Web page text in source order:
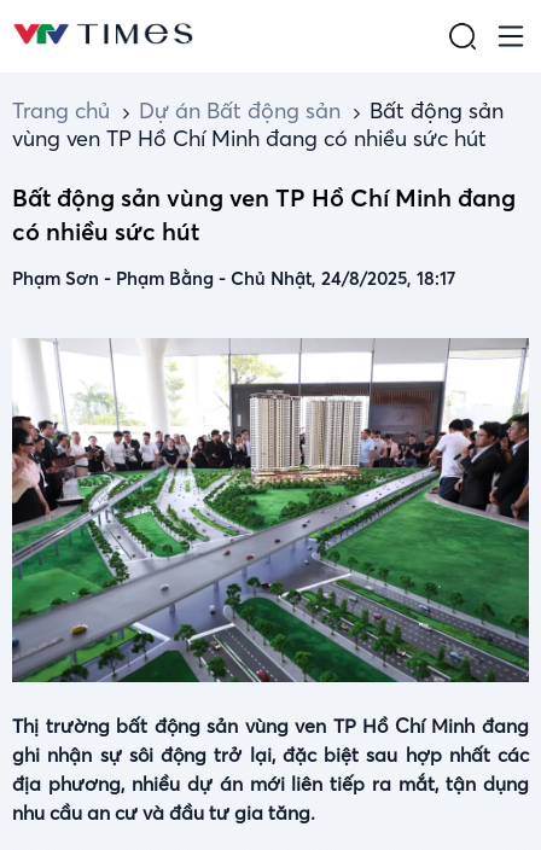
Trang chủ Dự án Bất động sản
Bất động sản
vùng ven TP Hồ Chí Minh đang có nhiều sức hút
Bất động sản vùng ven TP Hồ Chí Minh đang
có nhiều sức hút
Phạm Sơn - Phạm Bằng - Chủ Nhật, 24/8/2025, 18:17
Thị trường bất động sản vùng ven TP Hồ Chí Minh đang
ghi nhận sự sôi động trở lại, đặc biệt sau hợp nhất các
địa phương, nhiều dự án mới liên tiếp ra mắt, tận dụng
nhu cầu an cư và đầu tư gia tăng.